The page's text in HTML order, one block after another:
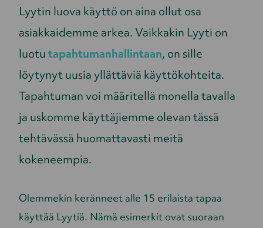
Lyytin luova käyttö on aina ollut osa
asiakkaidemme arkea. Vaikkakin Lyyti on
luotutapahtumanhallintaan, on sille
löytynyt uusia yllättäviä käyttökohteita.
Tapahtuman voi määritellä monella tavalla
ja uskomme käyttäjiemme olevan tässä
tehtävässä huomattavasti meitä
kokeneempia.
Olemmekin keränneet alle 15 erilaista tapaa
käyttää Lyytiä. Nämä esimerkit ovat suoraan